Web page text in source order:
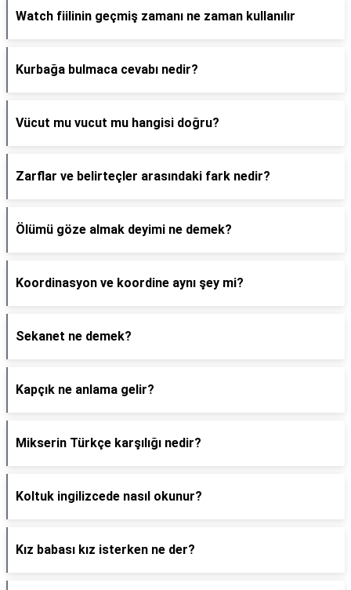
Watch fiilinin geçmiş zamanı ne zaman kullanılır
Kurbağa bulmaca cevabı nedir?
Vücut mu vucut mu hangisi doğru?
Zarflar ve belirteçler arasındaki fark nedir?
Ölümü göze almak deyimi ne demek?
Koordinasyon ve koordine aynı şey mi?
Sekanet ne demek?
Kapçık ne anlama gelir?
Mikserin Türkçe karşılığı nedir?
Koltuk ingilizcede nasıl okunur?
Kız babası kız isterken ne der?